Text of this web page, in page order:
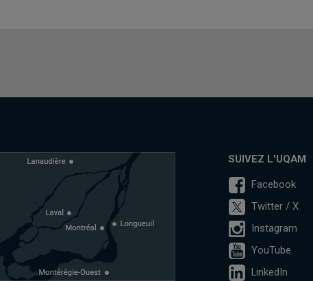
SUIVEZ L'UQAM
Facebook
Twitter / X
Instagram
YouTube
LinkedIn